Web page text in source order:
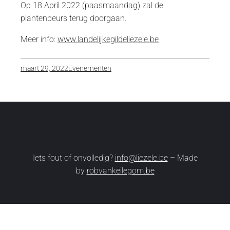
Op 18 April 2022 (paasmaandag) zal de
plantenbeurs terug doorgaan.
Meer info: www.landelijkegildeliezele.be
maart 29, 2022Evenementen
Iets fout of onvolledig? info@liezele.be– Made
by robvankeilegom.be